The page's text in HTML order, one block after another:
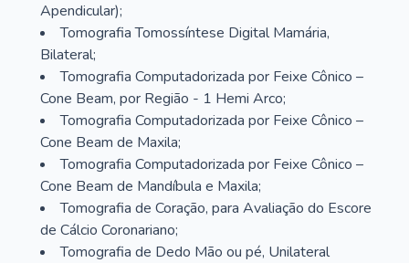
Apendicular);
Tomografia Tomossíntese Digital Mamária,
Bilateral;
Tomografia Computadorizada por Feixe Cônico –
Cone Beam, por Região - 1 Hemi Arco;
Tomografia Computadorizada por Feixe Cônico –
Cone Beam de Maxila;
Tomografia Computadorizada por Feixe Cônico –
Cone Beam de Mandíbula e Maxila;
Tomografia de Coração, para Avaliação do Escore
de Cálcio Coronariano;
Tomografia de Dedo Mão ou pé, Unilateral